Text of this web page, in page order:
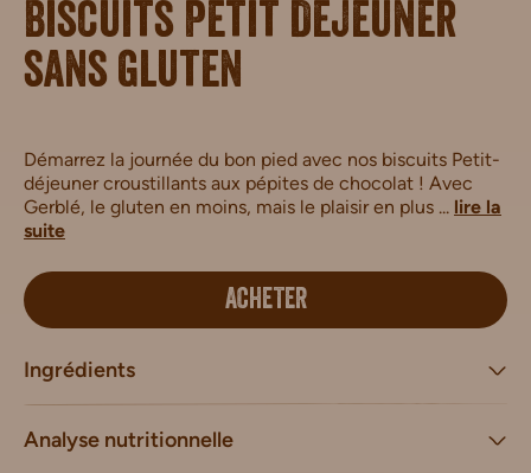
Biscuits Petit Déjeuner
sans gluten
Démarrez la journée du bon pied avec nos biscuits Petit-
déjeuner croustillants aux pépites de chocolat ! Avec
Gerblé, le gluten en moins, mais le plaisir en plus ... lire la
suite
ACHETER
Ingrédients
Analyse nutritionnelle